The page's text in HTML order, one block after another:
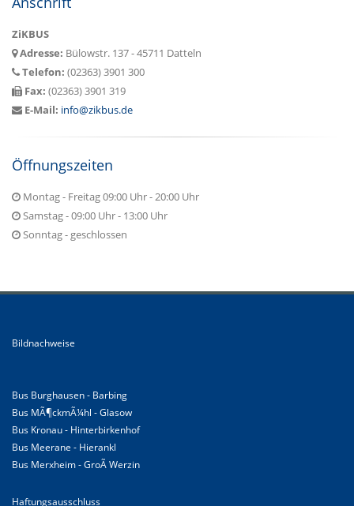
ZiKBUS
Adresse: Bülowstr. 137 - 45711 Datteln
Telefon: (02363) 3901 300
Fax: (02363) 3901 319
E-Mail: info@zikbus.de
Öffnungszeiten
Montag - Freitag 09:00 Uhr - 20:00 Uhr
Samstag - 09:00 Uhr - 13:00 Uhr
Sonntag - geschlossen
Bildnachweise
Bus Burghausen - Barbing
Bus MÃ¶ckmÃ¼hl - Glasow
Bus Kronau - Hinterbirkenhof
Bus Meerane - Hierankl
Bus Merxheim - GroÃ Werzin
Haftungsausschluss